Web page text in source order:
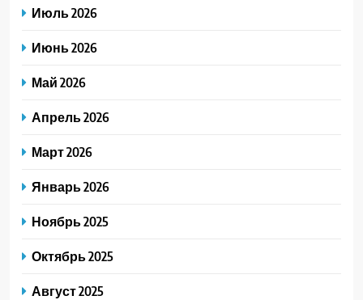
Июль 2026
Июнь 2026
Май 2026
Апрель 2026
Март 2026
Январь 2026
Ноябрь 2025
Октябрь 2025
Август 2025